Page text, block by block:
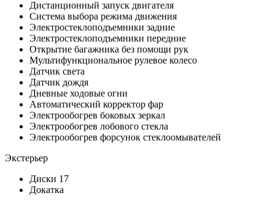
Дистанционный запуск двигателя
Система выбора режима движения
Электростеклоподъемники задние
Электростеклоподъемники передние
Открытие багажника без помощи рук
Мультифункциональное рулевое колесо
Датчик света
Датчик дождя
Дневные ходовые огни
Автоматический корректор фар
Электрообогрев боковых зеркал
Электрообогрев лобового стекла
Электрообогрев форсунок стеклоомывателей
Экстерьер
Диски 17
Докатка